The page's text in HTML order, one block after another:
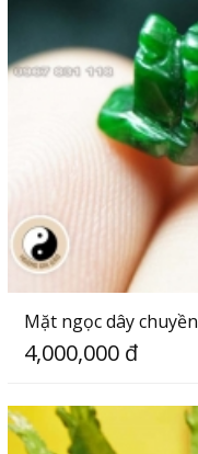
Mặt ngọc dây chuyền
4,000,000 đ